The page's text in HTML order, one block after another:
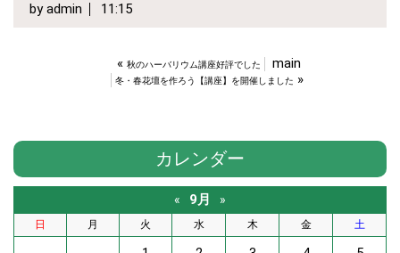
byadmin 11:15
« 秋のハーバリウム講座好評でした main
冬・春花壇を作ろう【講座】を開催しました »
カレンダー
« 9月 »
日 月 火 水 木 金 土